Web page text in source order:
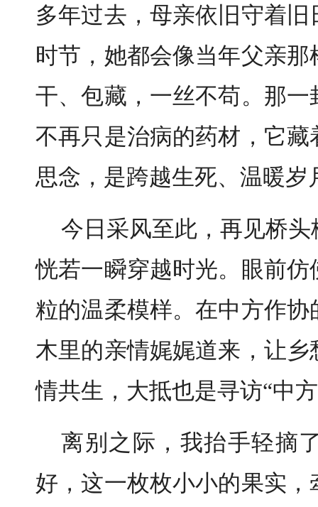
多年过去，母亲依旧守着
时节，她都会像当年父亲
干、包藏，一丝不苟。那
不再只是治病的药材，它
思念，是跨越生死、温暖岁
今日采风至此，再见桥
恍若一瞬穿越时光。眼前
粒的温柔模样。在中方作
木里的亲情娓娓道来，让
情共生，大抵也是寻访“中
离别之际，我抬手轻摘
好，这一枚枚小小的果实